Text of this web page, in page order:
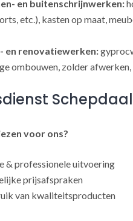
en buitenschrijnwerken:
etc.), kasten op maat,
en renovatiewerken:
ombouwen, zolder afwerken,
Schepdaal
voor ons?
& professionele uitvoering
prijsafspraken
van kwaliteitsproducten